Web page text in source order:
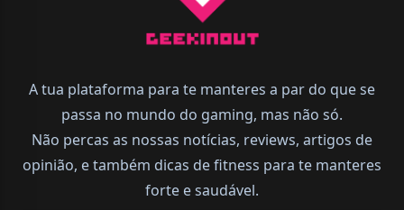
A tua plataforma para te manteres a par do que se
passa no mundo do gaming, mas não só.
Não percas as nossas notícias, reviews, artigos de
opinião, e também dicas de fitness para te manteres
forte e saudável.